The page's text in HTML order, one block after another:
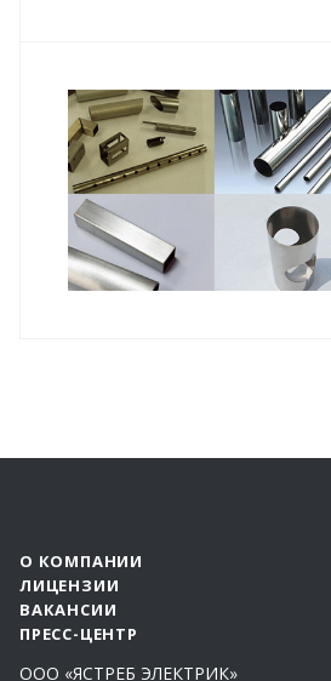
О КОМПАНИИ
ЛИЦЕНЗИИ
ВАКАНСИИ
ПРЕСС-ЦЕНТР
ООО «ЯСТРЕБ ЭЛЕКТРИК»